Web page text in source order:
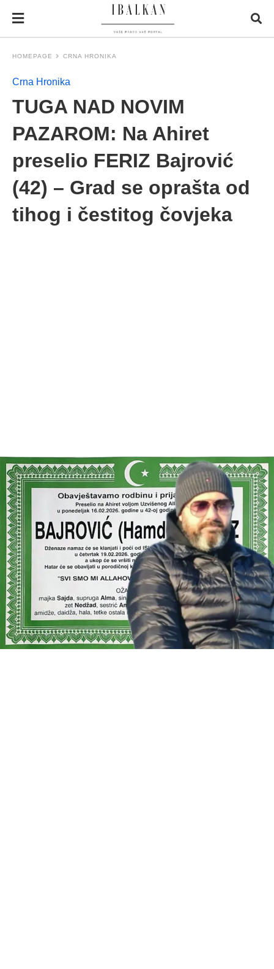
HOMEPAGE CRNA HRONIKA
Crna Hronika
TUGA NAD NOVIM
PAZAROM: Na Ahiret
preselio FERIZ Bajrović
(42) – Grad se oprašta od
tihog i čestitog čovjeka